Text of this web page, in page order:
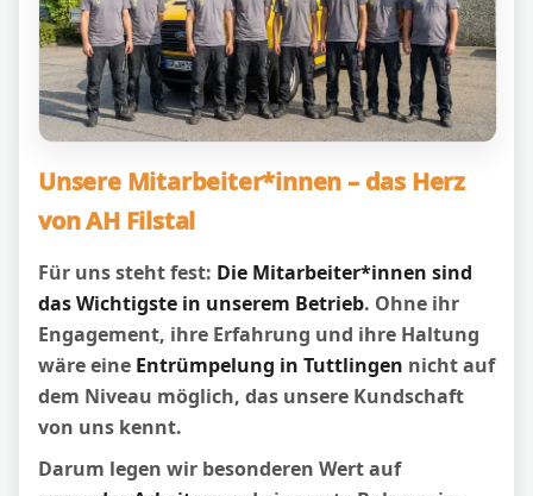
Unsere Mitarbeiter*innen – das Herz
von AH Filstal
Für uns steht fest: Die Mitarbeiter*innen sind
das Wichtigste in unserem Betrieb. Ohne ihr
Engagement, ihre Erfahrung und ihre Haltung
wäre eine Entrümpelung in Tuttlingen nicht auf
dem Niveau möglich, das unsere Kundschaft
von uns kennt.
Darum legen wir besonderen Wert auf